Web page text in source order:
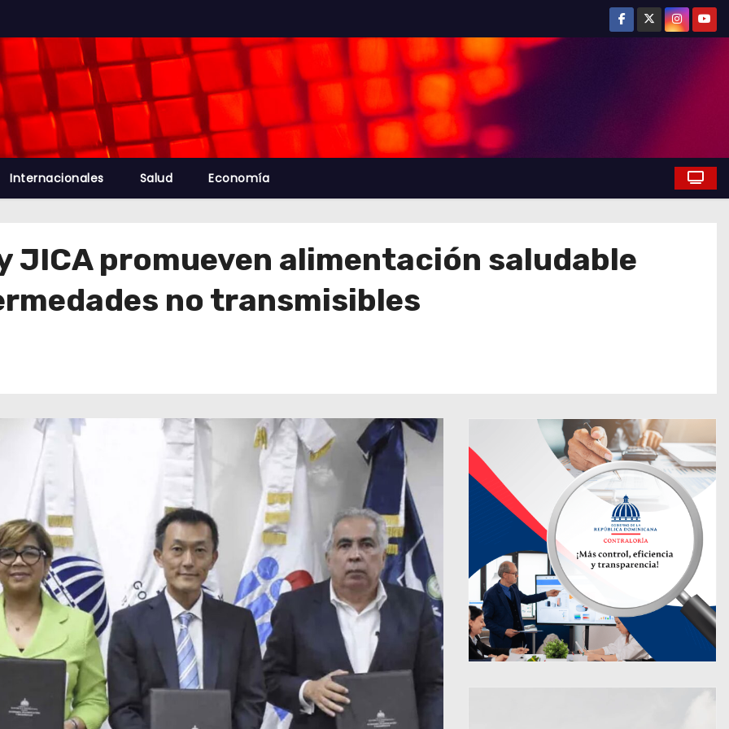
Internacionales Salud Economía
JICA promueven alimentación saludable
no transmisibles